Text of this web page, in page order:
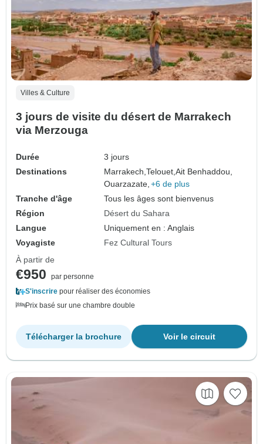
Villes & Culture
3 jours de visite du désert de Marrakech
via Merzouga
Durée
3 jours
Destinations
Marrakech,Telouet,Ait Benhaddou,
Ouarzazate, +6 de plus
Tranche d'âge
Tous les âges sont bienvenus
Région
Désert du Sahara
Langue
Uniquement en : Anglais
Voyagiste
Fez Cultural Tours
À partir de
€950
par personne
S'inscrire pour réaliser des économies
Prix basé sur une chambre double
Voir le circuit
Télécharger la brochure